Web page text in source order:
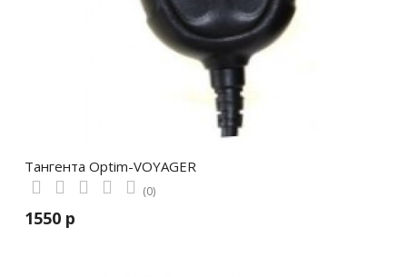
Тангента Optim-VOYAGER
(0)
1550 р